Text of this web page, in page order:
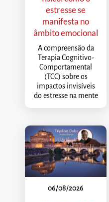
estresse se
manifesta no
âmbito emocional
A compreensão da
Terapia Cognitivo-
Comportamental
(TCC) sobre os
impactos invisíveis
do estresse na mente
06/08/2026